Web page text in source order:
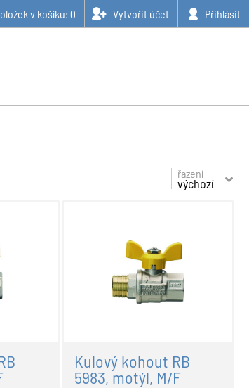
řazení
výchozí
Kulový kohout RB
5983, motýl, M/F
v košíku: 0 Vytvořit účet Přihlásit